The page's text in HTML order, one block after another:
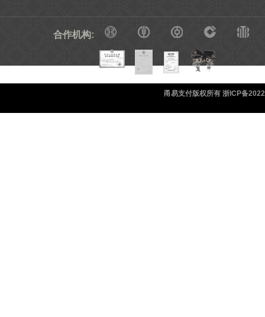
合作机构:
甬易支付版权所有 浙ICP备